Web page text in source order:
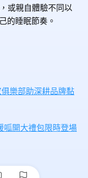
或親自體驗不同以
的睡眠節奏。
樂部助深耕品牌黏
開大禮包限時登場